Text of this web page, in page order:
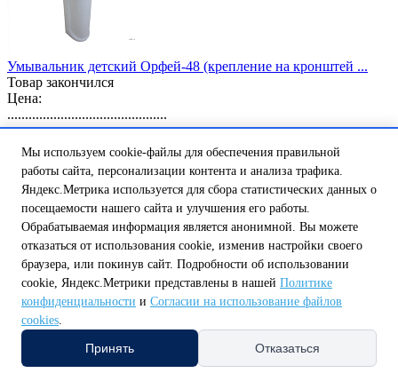
Умывальник детский Орфей-48 (крепление на кронштей ...
Товар закончился
Цена:
.............................................
3 476,17 ₽
Сообщить о наличии
Похожие товары
Умывальник подвесной ОМА 39х34, моноблок с/о + кре ...
Мы используем cookie-файлы для обеспечения правильной
работы сайта, персонализации контента и анализа трафика.
Яндекс.Метрика используется для сбора статистических данных о
посещаемости нашего сайта и улучшения его работы.
Обрабатываемая информация является анонимной. Вы можете
отказаться от использования cookie, изменив настройки своего
браузера, или покинув сайт. Подробности об использовании
cookie, Яндекс.Метрики представлены в нашей Политике
конфиденциальности и Согласии на использование файлов
cookies.
Принять Отказаться